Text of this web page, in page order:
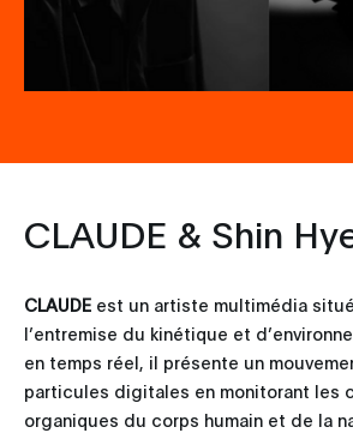
CLAUDE & Shin
CLAUDE est un artiste multimédia
l’entremise du kinétique et
en temps réel, il présente un
particules digitales en monitorant les
organiques du corps humain et de la